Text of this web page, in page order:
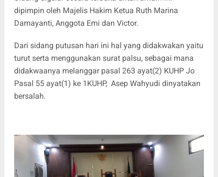
dipimpin oleh Majelis Hakim Ketua Ruth Marina
Damayanti, Anggota Emi dan Victor.
Dari sidang putusan hari ini hal yang didakwakan yaitu
turut serta menggunakan surat palsu, sebagai mana
didakwaanya melanggar pasal 263 ayat(2) KUHP Jo
Pasal 55 ayat(1) ke 1KUHP, Asep Wahyudi dinyatakan
bersalah.